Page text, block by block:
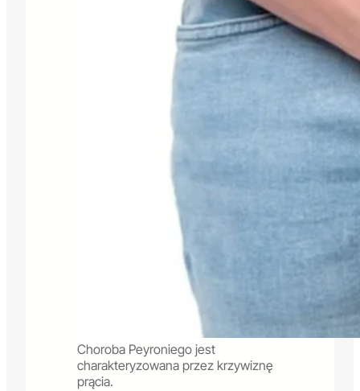
Choroba Peyroniego jest
charakteryzowana przez krzywiznę
prącia.